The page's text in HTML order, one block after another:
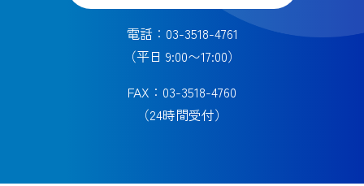
電話：03-3518-4761
（平日 9:00〜17:00）
FAX：03-3518-4760
（24時間受付）